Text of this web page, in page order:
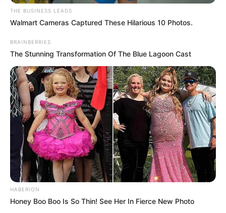
THE BUSINESS LEADS
Walmart Cameras Captured These Hilarious 10 Photos.
BRAINBERRIES
The Stunning Transformation Of The Blue Lagoon Cast
HABERION
Honey Boo Boo Is So Thin! See Her In Fierce New Photo